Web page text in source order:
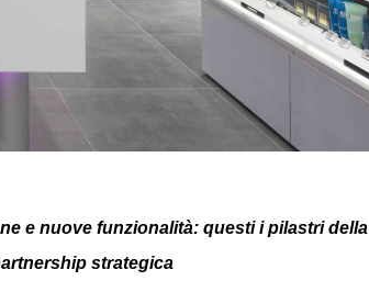
e nuove funzionalità: questi i pilastri della
strategica